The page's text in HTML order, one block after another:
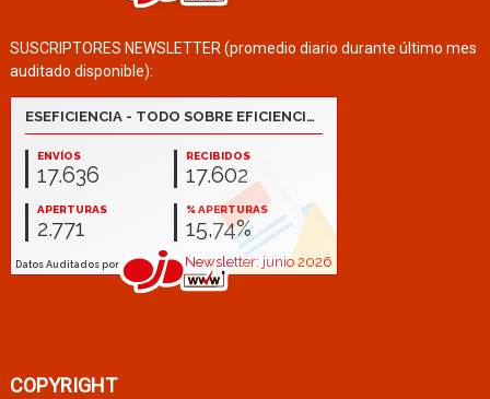
SUSCRIPTORES NEWSLETTER (promedio diario durante último mes
auditado disponible):
COPYRIGHT